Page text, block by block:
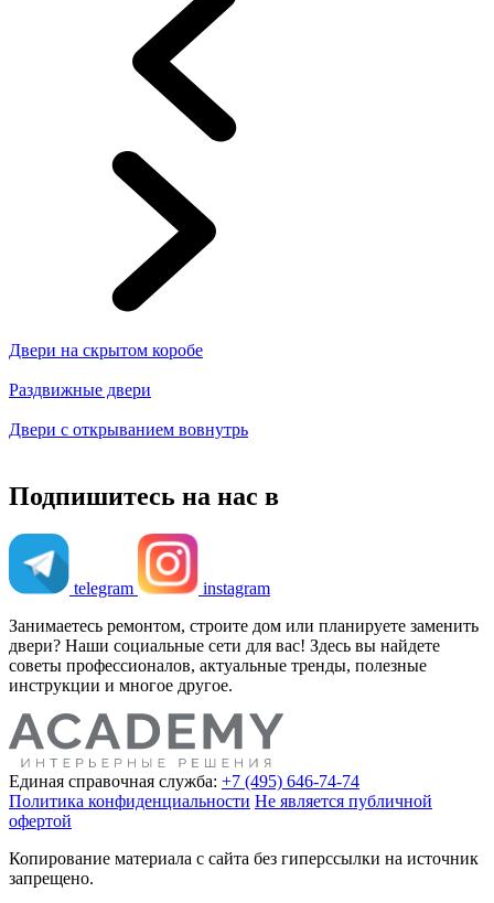
Двери на скрытом коробе
Раздвижные двери
Двери с открыванием вовнутрь
Подпишитесь на нас в
telegram
instagram
Занимаетесь ремонтом, строите дом или планируете заменить
двери? Наши социальные сети для вас! Здесь вы найдете
советы профессионалов, актуальные тренды, полезные
инструкции и многое другое.
Единая справочная служба: +7 (495) 646-74-74
Политика конфиденциальности Не является публичной
офертой
Копирование материала с сайта без гиперссылки на источник
запрещено.